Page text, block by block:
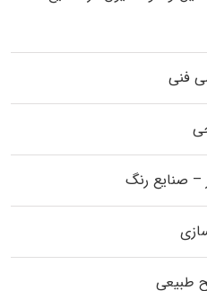
فنی
– صنایع رنگ
طبیعی